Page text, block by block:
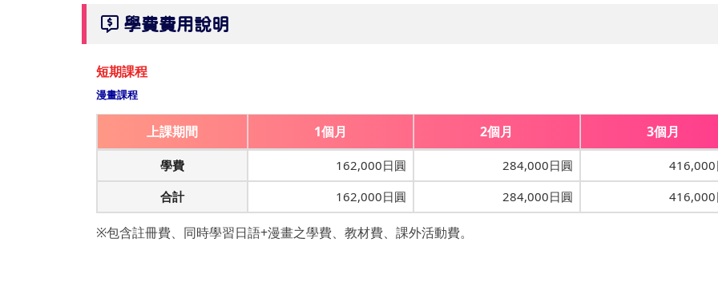
學費費用說明
短期課程
漫畫課程
上課期間 1個月 2個月 3個月
學費 162,000日圓 284,000日圓
416,000
合計
162,000日圓 284,000日圓 416,000
※包含註冊費、同時學習日語+漫畫之學費、教材費、課外活動費。